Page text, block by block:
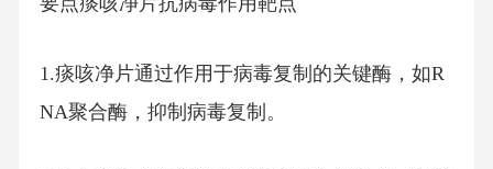
1.痰咳净片通过作用于病毒复制的关键酶，如R
NA聚合酶，抑制病毒复制。